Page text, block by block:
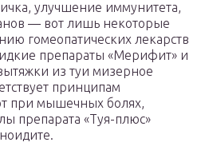
улучшение иммунитета,
― вот лишь некоторые
гомеопатических лекарств
препараты «Мерифит» и
из туи мизерное
принципам
при мышечных болях,
препарата «Туя-плюс»